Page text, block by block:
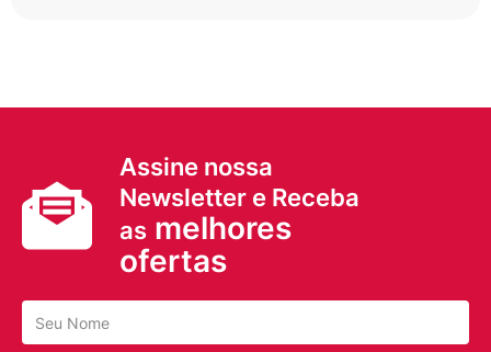
Assine nossa
Newsletter e Receba
as melhores
ofertas